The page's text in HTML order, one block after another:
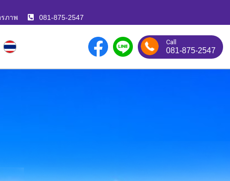
ภาพ 081-875-2547
Call
081-875-2547